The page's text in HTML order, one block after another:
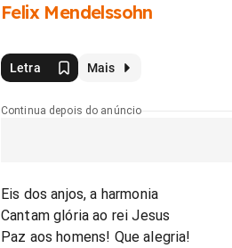
Felix Mendelssohn
Letra Mais
Continua depois do anúncio
Eis dos anjos, a harmonia
Cantam glória ao rei Jesus
Paz aos homens! Que alegria!